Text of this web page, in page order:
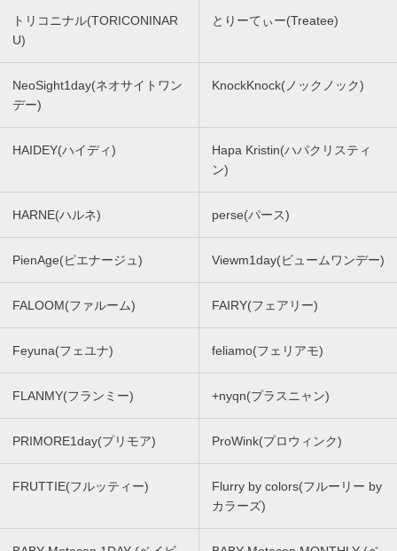
トリコニナル(TORICONINAR
U)
とりーてぃー(Treatee)
NeoSight1day(ネオサイトワン
デー)
KnockKnock(ノックノック)
HAIDEY(ハイディ)
Hapa Kristin(ハパクリスティ
ン)
HARNE(ハルネ) perse(パース)
PienAge(ピエナージュ) Viewm1day(ビュームワンデー)
FALOOM(ファルーム) FAIRY(フェアリー)
Feyuna(フェユナ) feliamo(フェリアモ)
FLANMY(フランミー) +nyqn(プラスニャン)
PRIMORE1day(プリモア) ProWink(プロウィンク)
FRUTTIE(フルッティー)
Flurry by colors(フルーリー by
カラーズ)